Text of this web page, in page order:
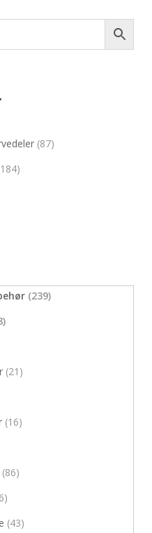
(87)
(239)
(21)
(16)
(86)
(43)